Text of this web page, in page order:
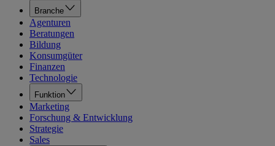
Branche
Agenturen
Beratungen
Bildung
Konsumgüter
Finanzen
Technologie
Funktion
Marketing
Forschung & Entwicklung
Strategie
Sales